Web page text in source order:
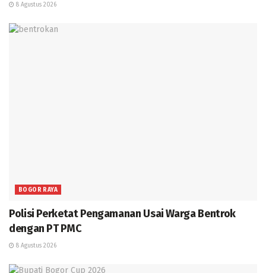
8 Agustus 2026
BOGOR RAYA
Polisi Perketat Pengamanan Usai Warga Bentrok
dengan PT PMC
8 Agustus 2026